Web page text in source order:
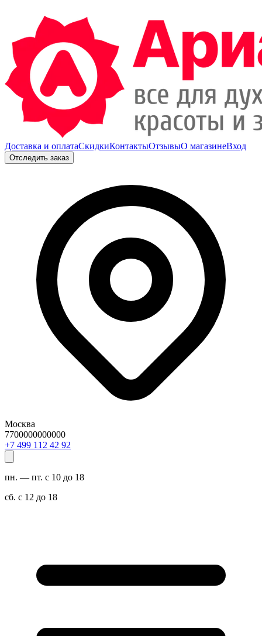
Доставка и оплатаСкидкиКонтактыОтзывыО магазинеВход
Отследить заказ
Москва
7700000000000
29 24 211 994 7+
пн. — пт. с 10 до 18
сб. с 12 до 18